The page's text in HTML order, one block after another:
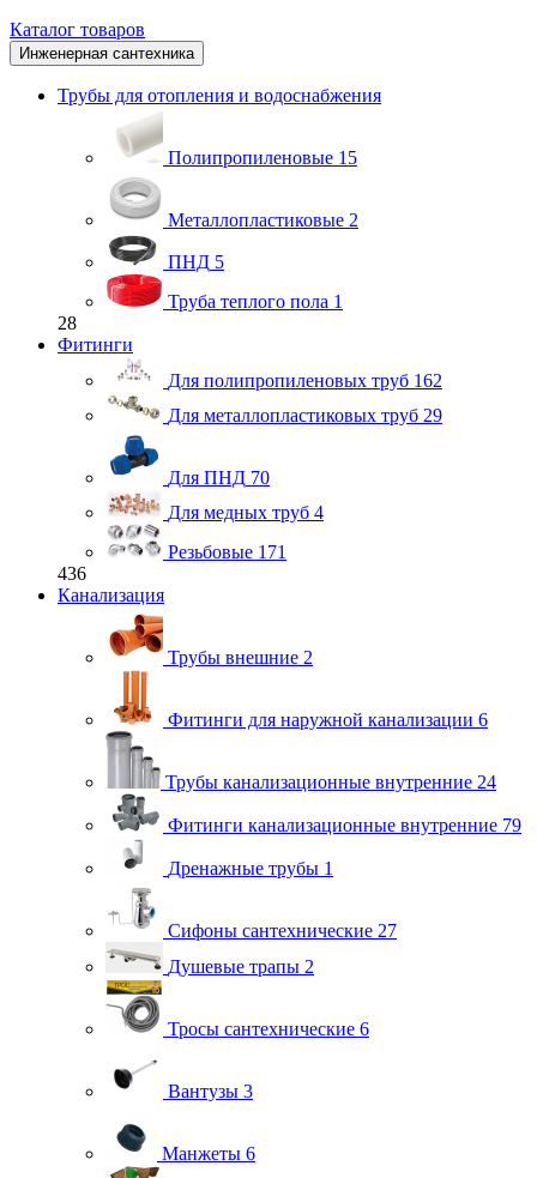
Каталог товаров
Инженерная сантехника
Трубы для отопления и водоснабжения
Полипропиленовые 15
Металлопластиковые 2
ПНД 5
Труба теплого пола 1
28
Фитинги
Для полипропиленовых труб 162
Для металлопластиковых труб 29
Для ПНД 70
Для медных труб 4
Резьбовые 171
436
Канализация
Трубы внешние 2
Фитинги для наружной канализации 6
Трубы канализационные внутренние 24
Фитинги канализационные внутренние 79
Дренажные трубы 1
Сифоны сантехнические 27
Душевые трапы 2
Тросы сантехнические 6
Вантузы 3
Манжеты 6